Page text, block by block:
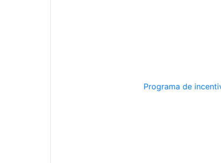
Programa de